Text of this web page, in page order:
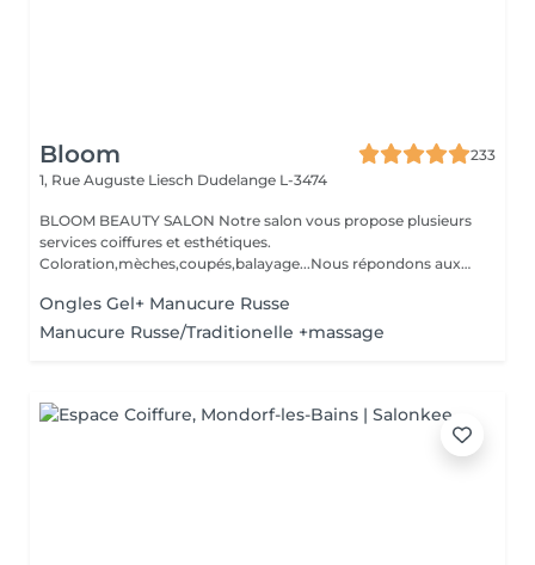
Bloom
233
1, Rue Auguste Liesch Dudelange L-3474
BLOOM BEAUTY SALON Notre salon vous propose plusieurs
services coiffures et esthétiques.
Coloration,mèches,coupés,balayage...Nous répondons aux
Ongles Gel+ Manucure Russe
Manucure Russe/Traditionelle +massage